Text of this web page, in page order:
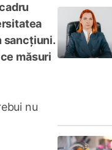
sancțiuni.
măsuri
nu